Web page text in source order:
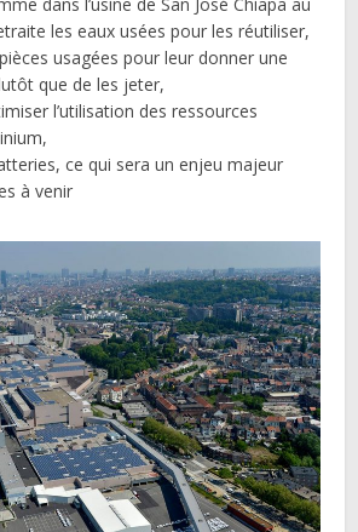
les eaux usées pour les réutiliser,
usagées pour leur donner une
que de les jeter,
l’utilisation des ressources
ce qui sera un enjeu majeur
à venir